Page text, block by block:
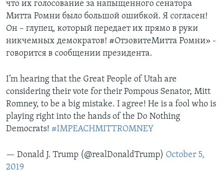
что их голосование за напыщенного сенатора
Митта Ромни было большой ошибкой. Я согласен!
Он – глупец, который передает их прямо в руки
никчемных демократов! #ОтзовитеМитта Ромни» -
говорится в сообщении президента.
I’m hearing that the Great People of Utah are
considering their vote for their Pompous Senator, Mitt
Romney, to be a big mistake. I agree! He is a fool who is
playing right into the hands of the Do Nothing
Democrats! #IMPEACHMITTROMNEY
— Donald J. Trump (@realDonaldTrump) October 5,
2019